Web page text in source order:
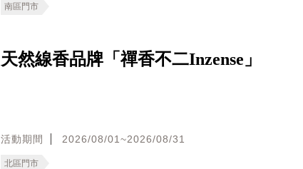
南區門市
天然線香品牌「禪香不二Inzense」
活動期間 2026/08/01~2026/08/31
北區門市